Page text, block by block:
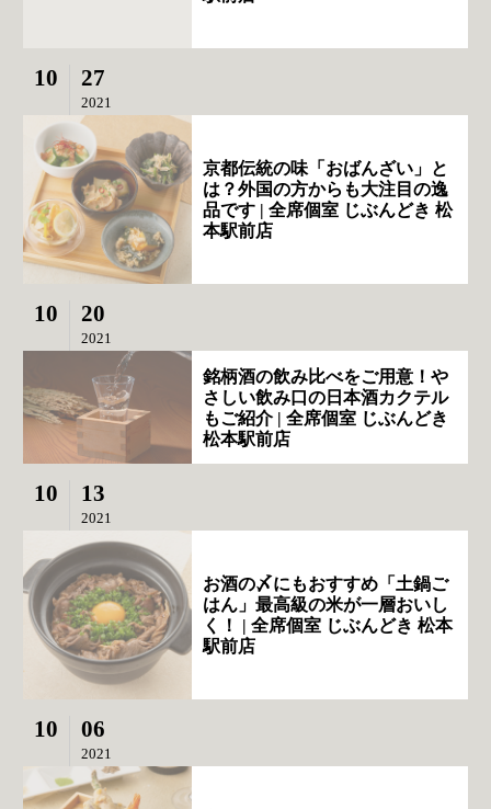
10 27
2021
京都伝統の味「おばんざい」と
は？外国の方からも大注目の逸
品です | 全席個室 じぶんどき 松
本駅前店
10 20
2021
銘柄酒の飲み比べをご用意！や
さしい飲み口の日本酒カクテル
もご紹介 | 全席個室 じぶんどき
松本駅前店
10 13
2021
お酒の〆にもおすすめ「土鍋ご
はん」最高級の米が一層おいし
く！ | 全席個室 じぶんどき 松本
駅前店
10 06
2021